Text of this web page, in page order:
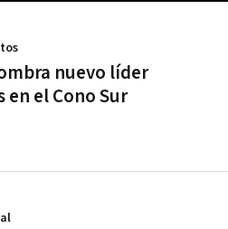
nuevo líder
en el Cono Sur